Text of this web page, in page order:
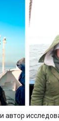
автор